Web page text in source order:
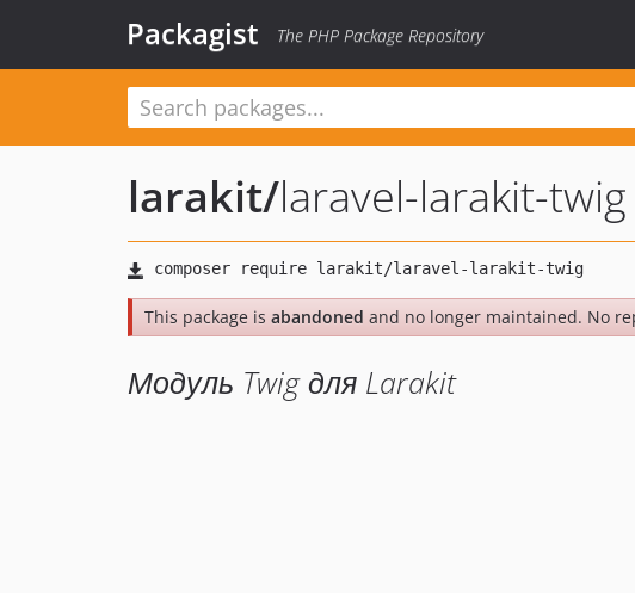
Packagist The PHP Package Repository
larakit/laravel-larakit-twig
This package is abandoned and no longer maintained. No
Модуль Twig для Larakit